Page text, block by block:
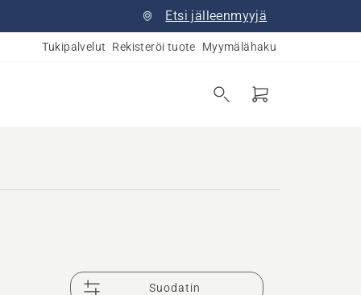
Etsi jälleenmyyjä
Tukipalvelut Rekisteröi tuote Myymälähaku
Suodatin